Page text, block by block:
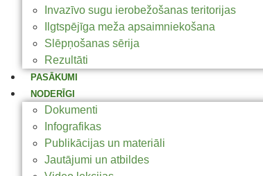
Invazīvo sugu ierobežošanas teritorijas
Ilgtspējīga meža apsaimniekošana
Slēpņošanas sērija
Rezultāti
PASĀKUMI
NODERĪGI
Dokumenti
Infografikas
Publikācijas un materiāli
Jautājumi un atbildes